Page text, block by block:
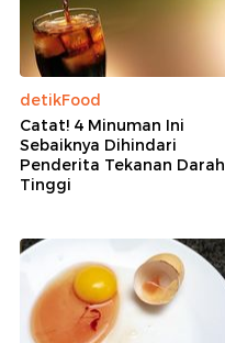
detikFood
Catat! 4 Minuman Ini
Sebaiknya Dihindari
Penderita Tekanan Darah
Tinggi